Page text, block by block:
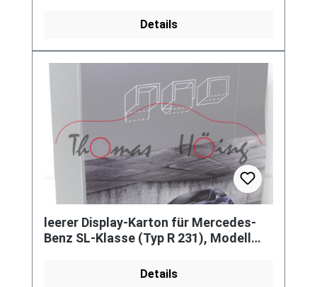
Details
leerer Display-Karton für Mercedes-
Benz SL-Klasse (Typ R 231), Modell
Details